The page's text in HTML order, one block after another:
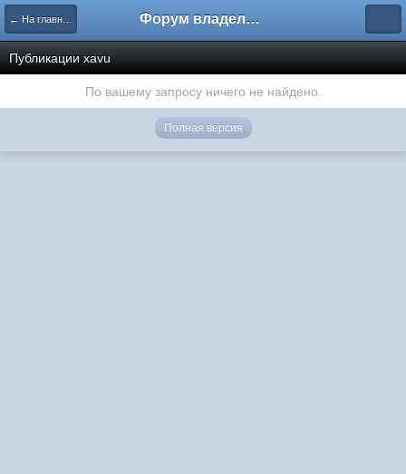
← На главную Форум владельцев интернет-магазинов
Публикации xavu
По вашему запросу ничего не найдено.
Полная версия